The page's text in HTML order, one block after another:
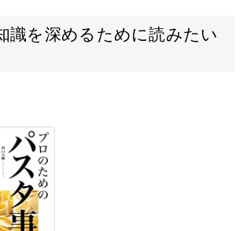
識を深めるために読みたい